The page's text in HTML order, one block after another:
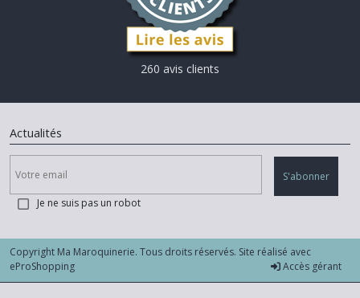
260 avis clients
Actualités
S'abonner
Je ne suis pas un robot
Copyright Ma Maroquinerie. Tous droits réservés. Site réalisé avec
eProShopping
Accès gérant